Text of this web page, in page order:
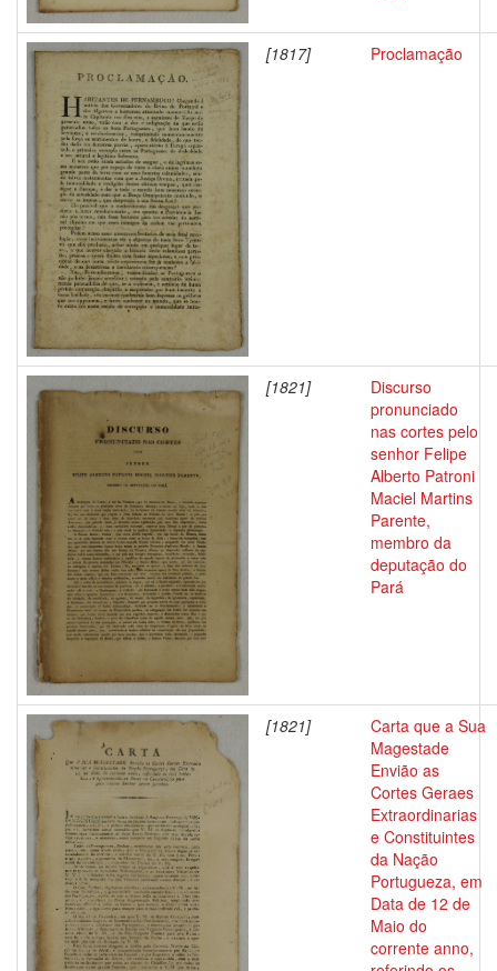
[1817] Proclamação
[1821]
Discurso
pronunciado
nas cortes pelo
senhor Felipe
Alberto Patroni
Maciel Martins
Parente,
membro da
deputação do
Pará
[1821]
Carta que a Sua
Magestade
Envião as
Cortes Geraes
Extraordinarias
e Constituintes
da Nação
Portugueza, em
Data de 12 de
Maio do
corrente anno,